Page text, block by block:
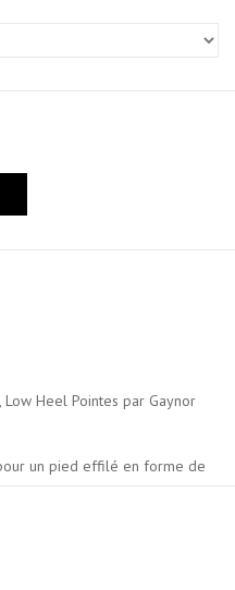
Low Heel Pointes par Gaynor
un pied effilé en forme de